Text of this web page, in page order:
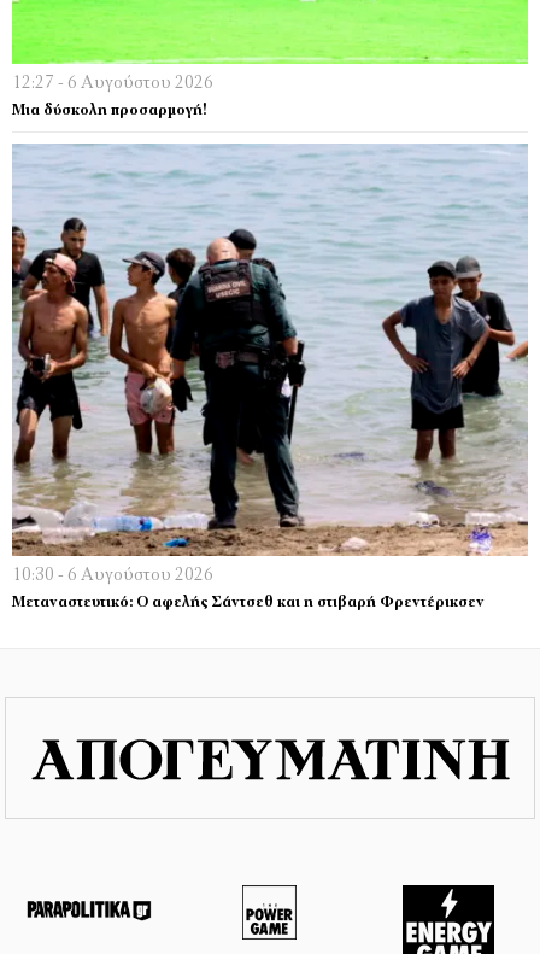
12:27 - 6 Αυγούστου 2026
Μια δύσκολη προσαρμογή!
10:30 - 6 Αυγούστου 2026
Μεταναστευτικό: Ο αφελής Σάντσεθ και η στιβαρή Φρεντέρικσεν